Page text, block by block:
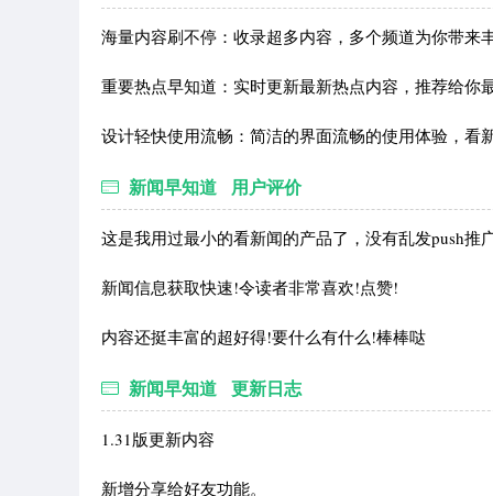
海量内容刷不停：收录超多内容，多个频道为你带来
重要热点早知道：实时更新最新热点内容，推荐给你
设计轻快使用流畅：简洁的界面流畅的使用体验，看
新闻早知道 用户评价
这是我用过最小的看新闻的产品了，没有乱发push推
新闻信息获取快速!令读者非常喜欢!点赞!
内容还挺丰富的超好得!要什么有什么!棒棒哒
新闻早知道 更新日志
1.31版更新内容
新增分享给好友功能。